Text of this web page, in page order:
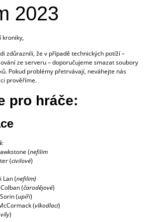
2023
kroniky,
zdůraznili, že v případě technických potíží –
ze serveru – doporučujeme smazat soubory
Pokud problémy přetrvávají, neváhejte nás
prověříme.
pro hráče:
:
(nefilim
(civilové)
Lan (nefilim)
(čarodějové)
(upíři)
(vlkodlaci)
víly)